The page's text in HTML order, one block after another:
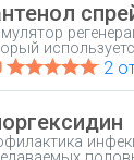
оболочек,
ожоги,
кожи,
2